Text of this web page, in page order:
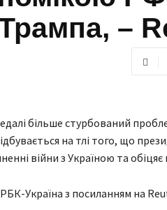
–
більше стурбований
на тлі того, що
війни з Україною та обіцяє
Україна з посиланням на